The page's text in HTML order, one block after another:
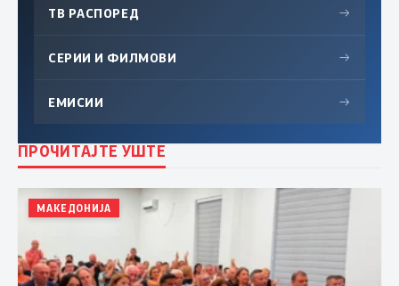
ТВ РАСПОРЕД →
СЕРИИ И ФИЛМОВИ →
ЕМИСИИ →
ПРОЧИТАЈТЕ УШТЕ
МАКЕДОНИЈА